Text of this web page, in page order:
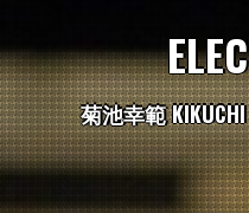
ELEC
菊池幸範KIKUCHI